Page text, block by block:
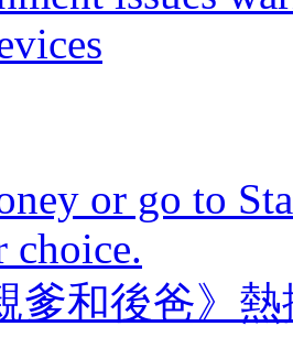
or go to
choice.
爹和後爸》